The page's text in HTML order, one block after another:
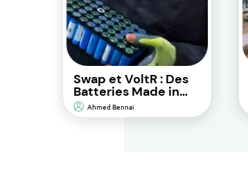
Swap et VoltR : Des
Batteries Made in
France pour une
Performance
Ahmed Bennai